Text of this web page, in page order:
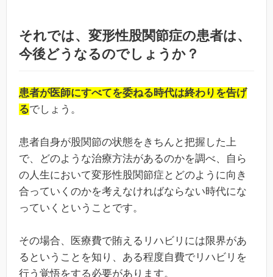
それでは、変形性股関節症の患者は、
今後どうなるのでしょうか？
患者が医師にすべてを委ねる時代は終わりを告げ
るでしょう。
患者自身が股関節の状態をきちんと把握した上
で、どのような治療方法があるのかを調べ、自ら
の人生において変形性股関節症とどのように向き
合っていくのかを考えなければならない時代にな
っていくということです。
その場合、医療費で賄えるリハビリには限界があ
るということを知り、ある程度自費でリハビリを
行う覚悟をする必要があります。